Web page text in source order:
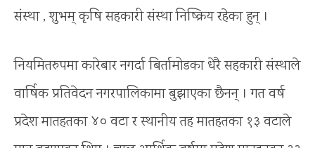
संस्था , शुभम् कृषि सहकारी संस्था निष्क्रिय रहेका हुन् ।
नियमितरुपमा कारेबार नगर्दा बिर्तामोडका धेरै सहकारी संस्थाले
वार्षिक प्रतिवेदन नगरपालिकामा बुझाएका छैनन् । गत वर्ष
प्रदेश मातहतका ४० वटा र स्थानीय तह मातहतका १३ वटाले